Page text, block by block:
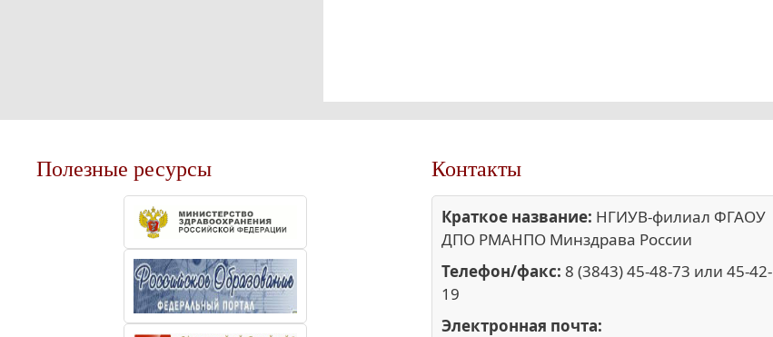
Полезные ресурсы Контакты
Краткое название: НГИУВ-филиал ФГАОУ
ДПО РМАНПО Минздрава России
Телефон/факс: 8 (3843) 45-48-73 или 45-42-
19
Электронная почта: